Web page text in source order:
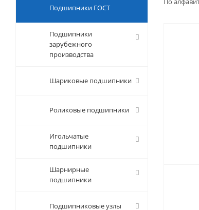
Подшипники ГОСТ
Подшипники
зарубежного
производства
Шариковые подшипники
Роликовые подшипники
Игольчатые
подшипники
Шарнирные
подшипники
Подшипниковые узлы